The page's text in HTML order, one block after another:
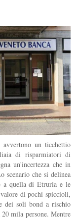
un ticchettio
di risparmiatori di
un'incertezza che in
scenario che si delinea
a quella di Etruria e le
di pochi spiccioli,
dei soli bond a rischio
mila persone. Mentre